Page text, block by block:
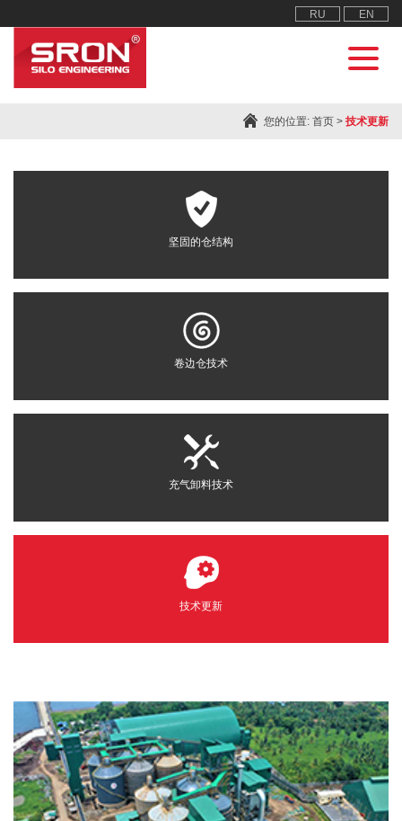
RU EN
您的位置: 首页 > 技术更新
坚固的仓结构
卷边仓技术
充气卸料技术
技术更新